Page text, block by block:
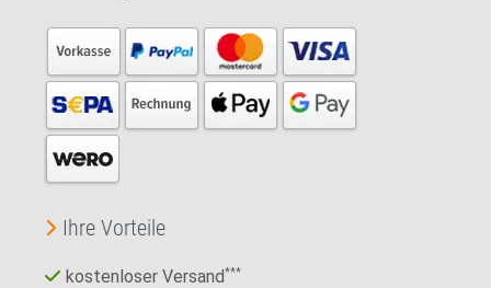
Ihre Vorteile
kostenloser Versand***